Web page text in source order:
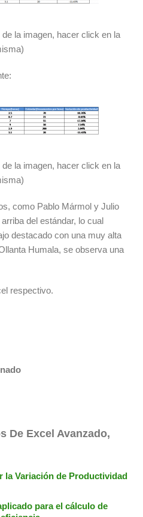
la imagen, hacer click en la
la imagen, hacer click en la
como Pablo Mármol y Julio
del estándar, lo cual
destacado con una muy alta
Humala, se observa una
respectivo.
De Excel Avanzado,
la Variación de Productividad
para el cálculo de